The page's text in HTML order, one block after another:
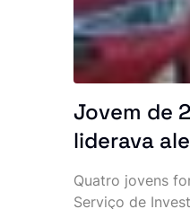
no tratamento
entidade
consumidores
estes produtos e
Jovem de
liderava
burlas
uma vida
Quatro jovens
Serviço de